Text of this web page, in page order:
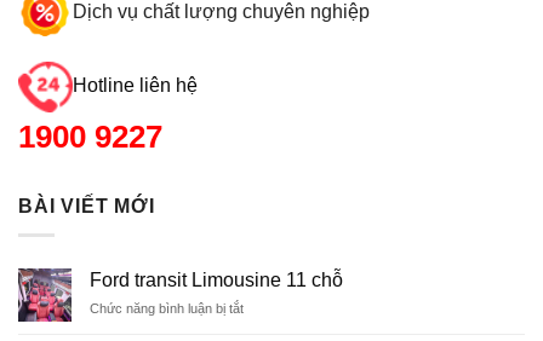
Dịch vụ chất lượng chuyên nghiệp
Hotline liên hệ
1900 9227
BÀI VIẾT MỚI
Ford transit Limousine 11 chỗ
Chức năng bình luận bị tắt